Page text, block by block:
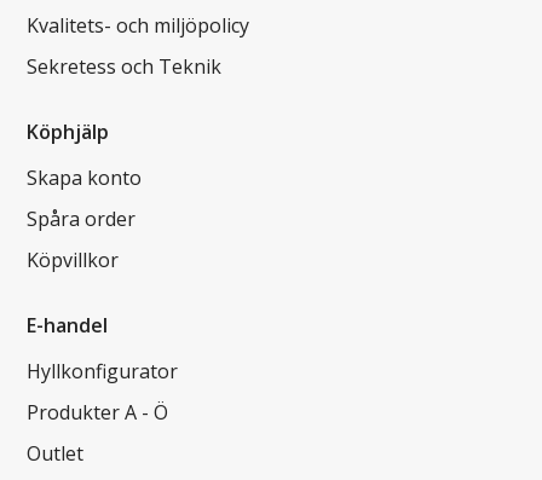
Kvalitets- och miljöpolicy
Sekretess och Teknik
Köphjälp
Skapa konto
Spåra order
Köpvillkor
E-handel
Hyllkonfigurator
Produkter A - Ö
Outlet